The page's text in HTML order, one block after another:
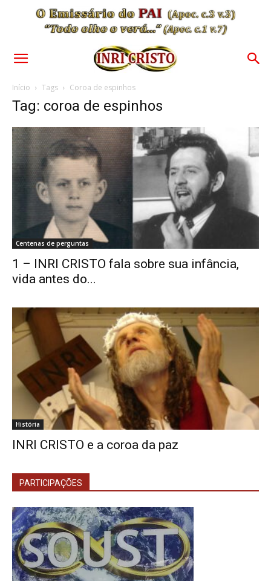
Início Tags Coroa de espinhos
Tag: coroa de espinhos
Centenas de perguntas
1 – INRI CRISTO fala sobre sua infância,
vida antes do...
História
INRI CRISTO e a coroa da paz
PARTICIPAÇÕES